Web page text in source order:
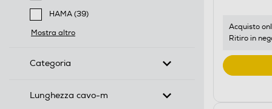
Filtra per Marca: GBC
HAMA (39)
Filtra per Marca: HAMA
Mostra altro
Categoria
Lunghezza cavo-m
Acquisto
Ritiro in